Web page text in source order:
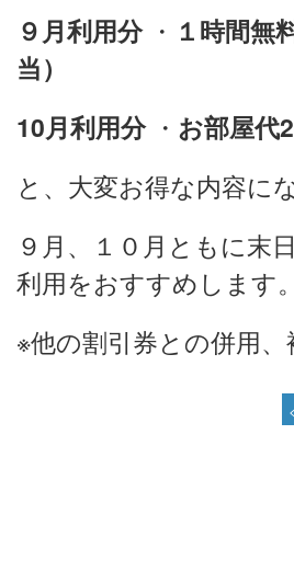
９月利用分・ １時間無
当）
10月利用分・ お部屋代
と、大変お得な内容に
９月、１０月ともに末
利用をおすすめします。
※他の割引券との併用